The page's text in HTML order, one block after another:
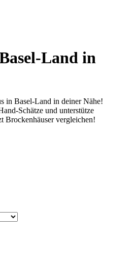
Land in
in Basel-Land in deiner Nähe!
Schätze und unterstütze
Brockenhäuser vergleichen!